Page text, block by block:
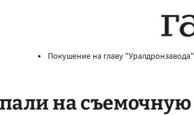
Покушение на главу "Уралдронзавода"
на